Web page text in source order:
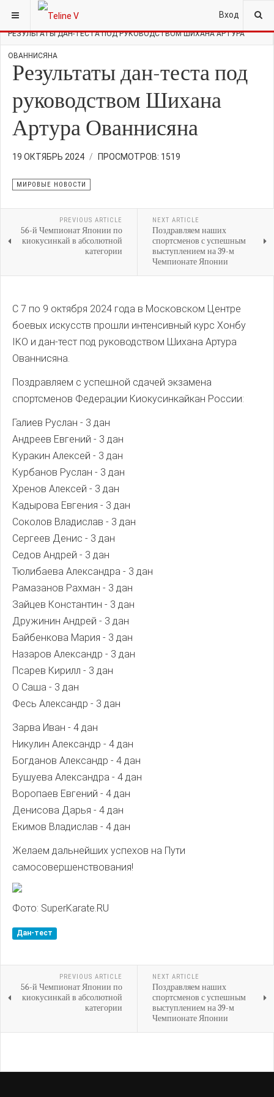
Вход
ВЫ ЗДЕСЬ: ГЛАВНАЯ МИРОВЫЕ НОВОСТИ
РЕЗУЛЬТАТЫ ДАН-ТЕСТА ПОД РУКОВОДСТВОМ ШИХАНА АРТУРА
ОВАННИСЯНА
Результаты дан-теста под
руководством Шихана
Артура Ованнисяна
19 ОКТЯБРЬ 2024 ПРОСМОТРОВ: 1519
МИРОВЫЕ НОВОСТИ
PREVIOUS ARTICLE
56-й Чемпионат Японии по
киокусинкай в абсолютной
категории
NEXT ARTICLE
Поздравляем наших
спортсменов с успешным
выступлением на 39-м
Чемпионате Японии
С 7 по 9 октября 2024 года в Московском Центре
боевых искусств прошли интенсивный курс Хонбу
IKO и дан-тест под руководством Шихана Артура
Ованнисяна.
Поздравляем с успешной сдачей экзамена
спортсменов Федерации Киокусинкайкан России:
Галиев Руслан - 3 дан
Андреев Евгений - 3 дан
Куракин Алексей - 3 дан
Курбанов Руслан - 3 дан
Хренов Алексей - 3 дан
Кадырова Евгения - 3 дан
Соколов Владислав - 3 дан
Сергеев Денис - 3 дан
Седов Андрей - 3 дан
Тюлибаева Александра - 3 дан
Рамазанов Рахман - 3 дан
Зайцев Константин - 3 дан
Дружинин Андрей - 3 дан
Байбенкова Мария - 3 дан
Назаров Александр - 3 дан
Псарев Кирилл - 3 дан
О Саша - 3 дан
Фесь Александр - 3 дан
Зарва Иван - 4 дан
Никулин Александр - 4 дан
Богданов Александр - 4 дан
Бушуева Александра - 4 дан
Воропаев Евгений - 4 дан
Денисова Дарья - 4 дан
Екимов Владислав - 4 дан
Желаем дальнейших успехов на Пути
самосовершенствования!
Фото: SuperKarate.RU
Дан-тест
PREVIOUS ARTICLE
56-й Чемпионат Японии по
киокусинкай в абсолютной
категории
NEXT ARTICLE
Поздравляем наших
спортсменов с успешным
выступлением на 39-м
Чемпионате Японии